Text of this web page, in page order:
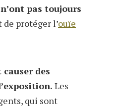
pas toujours
protéger l’ouïe
causer des
Les
qui sont